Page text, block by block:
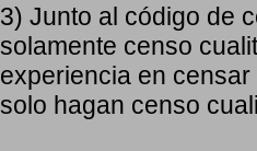
3) Junto al código de
solamente censo
experiencia en
solo hagan censo